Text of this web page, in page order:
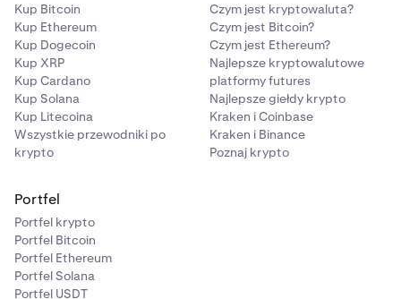
Kup Bitcoin
Kup Ethereum
Kup Dogecoin
Kup XRP
Kup Cardano
Kup Solana
Kup Litecoina
Wszystkie przewodniki po
krypto
Czym jest kryptowaluta?
Czym jest Bitcoin?
Czym jest Ethereum?
Najlepsze kryptowalutowe
platformy futures
Najlepsze giełdy krypto
Kraken i Coinbase
Kraken i Binance
Poznaj krypto
Portfel
Portfel krypto
Portfel Bitcoin
Portfel Ethereum
Portfel Solana
Portfel USDT